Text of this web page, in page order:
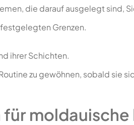
die darauf ausgelegt sind,
Grenzen.
ihrer Schichten.
zu gewöhnen, sobald sie